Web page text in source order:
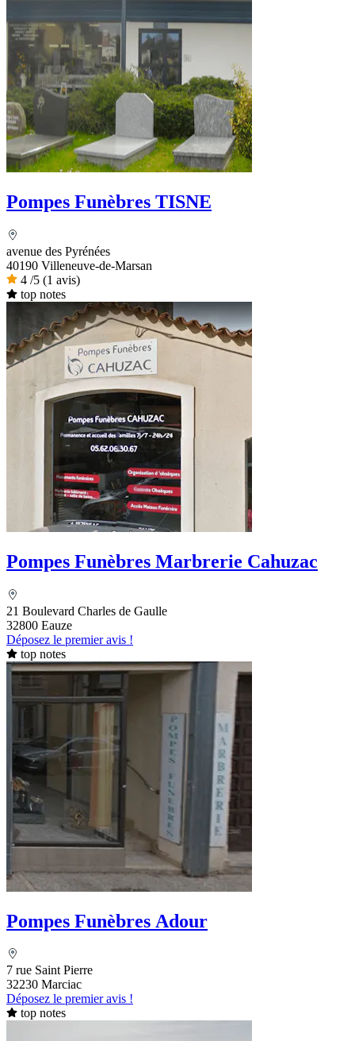
Pompes Funèbres TISNE
avenue des Pyrénées
40190 Villeneuve-de-Marsan
4 /5 (1 avis)
top notes
Pompes Funèbres Marbrerie Cahuzac
21 Boulevard Charles de Gaulle
32800 Eauze
Déposez le premier avis !
top notes
Pompes Funèbres Adour
7 rue Saint Pierre
32230 Marciac
Déposez le premier avis !
top notes